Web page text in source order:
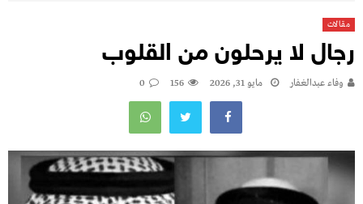
مقالات
رجال لا يرحلون من القلوب
وفاء عبدالغفار مايو 31, 2026 156
0